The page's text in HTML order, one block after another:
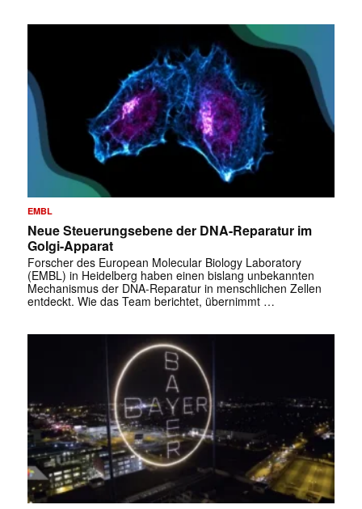
EMBL
Neue Steuerungsebene der DNA-Reparatur im
Golgi-Apparat
Forscher des European Molecular Biology Laboratory
(EMBL) in Heidelberg haben einen bislang unbekannten
Mechanismus der DNA-Reparatur in menschlichen Zellen
entdeckt. Wie das Team berichtet, übernimmt …